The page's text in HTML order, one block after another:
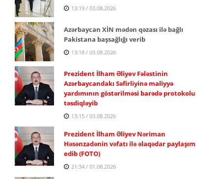
13:19 / 03.08.2026
Azərbaycan XİN mədən qəzası ilə bağlı
Pakistana başsağlığı verib
13:18 / 03.08.2026
Prezident İlham Əliyev Fələstinin
Azərbaycandakı Səfirliyinə maliyyə
yardımının göstərilməsi barədə protokolu
təsdiqləyib
13:15 / 03.08.2026
Prezident İlham Əliyev Nəriman
Həsənzadənin vəfatı ilə əlaqədar paylaşım
edib (FOTO)
21:34 / 01.08.2026